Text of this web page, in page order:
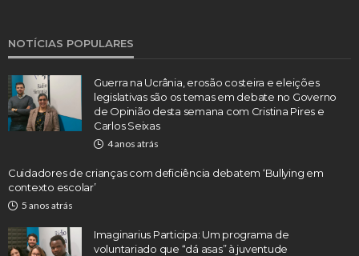
NOTÍCIAS POPULARES
Guerra na Ucrânia, erosão costeira e eleições
legislativas são os temas em debate no Governo
de Opinião desta semana com Cristina Pires e
Carlos Seixas
4 anos atrás
Cuidadores de crianças com deficiência debatem ‘Bullying em
contexto escolar’
5 anos atrás
Imaginarius Participa: Um programa de
voluntariado que “dá asas” à juventude